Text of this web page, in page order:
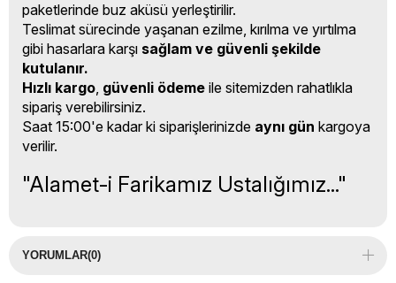
paketlerinde buz aküsü yerleştirilir.
Teslimat sürecinde yaşanan ezilme, kırılma ve yırtılma
gibi hasarlara karşı sağlam ve güvenli şekilde
kutulanır.
Hızlı kargo, güvenli ödeme ile sitemizden rahatlıkla
sipariş verebilirsiniz.
Saat 15:00'e kadar ki siparişlerinizde aynı gün kargoya
verilir.
"Alamet-i Farikamız Ustalığımız..."
YORUMLAR(0)